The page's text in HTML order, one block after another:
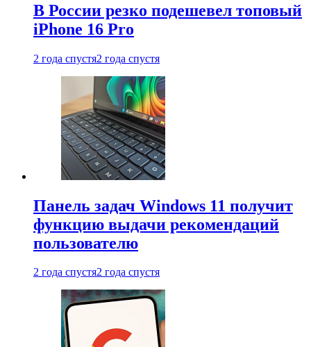
В России резко подешевел топовый
iPhone 16 Pro
2 года спустя2 года спустя
Панель задач Windows 11 получит
функцию выдачи рекомендаций
пользователю
2 года спустя2 года спустя